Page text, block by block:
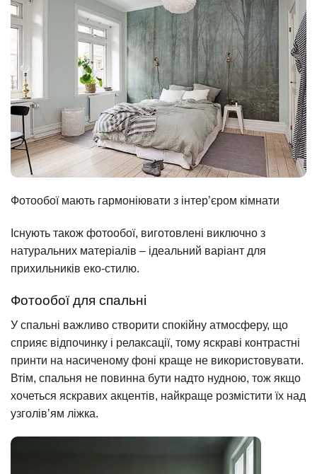
Фотообої мають гармоніювати з інтер’єром кімнати
Існують також фотообої, виготовлені виключно з
натуральних матеріалів – ідеальний варіант для
прихильників еко-стилю.
Фотообої для спальні
У спальні важливо створити спокійну атмосферу, що
сприяє відпочинку і релаксації, тому яскраві контрастні
принти на насиченому фоні краще не використовувати.
Втім, спальня не повинна бути надто нудною, тож якщо
хочеться яскравих акцентів, найкраще розмістити їх над
узголів’ям ліжка.